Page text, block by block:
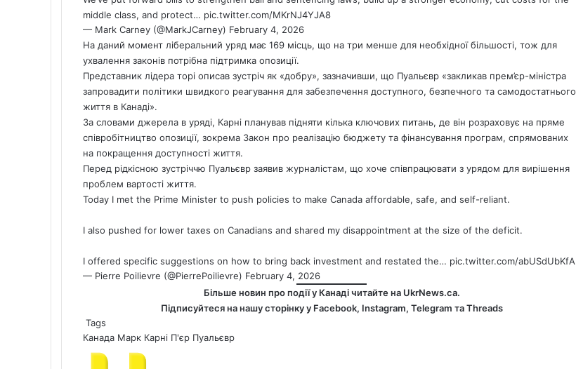
middle class, and protect… pic.twitter.com/MKrNJ4YJA8
— Mark Carney (@MarkJCarney) February 4, 2026
На даний момент ліберальний уряд має 169 місць, що на три менше для необхідної більшості, тож для
ухвалення законів потрібна підтримка опозиції.
Представник лідера торі описав зустріч як «добру», зазначивши, що Пуальєвр «закликав прем’єр-міністра
запровадити політики швидкого реагування для забезпечення доступного, безпечного та самодостатнього
життя в Канаді».
За словами джерела в уряді, Карні планував підняти кілька ключових питань, де він розраховує на пряме
співробітництво опозиції, зокрема Закон про реалізацію бюджету та фінансування програм, спрямованих
на покращення доступності життя.
Перед рідкісною зустріччю Пуальєвр заявив журналістам, що хоче співпрацювати з урядом для вирішення
проблем вартості життя.
Today I met the Prime Minister to push policies to make Canada affordable, safe, and self-reliant.
I also pushed for lower taxes on Canadians and shared my disappointment at the size of the deficit.
I offered specific suggestions on how to bring back investment and restated the… pic.twitter.com/abUSdUbKfA
— Pierre Poilievre (@PierrePoilievre) February 4, 2026
Більше новин про події у Канаді читайте на UkrNews.ca.
Підписуйтеся на нашу сторінку у Facebook, Instagram, Telegram таThreads
Tags
Канада Марк Карні П'єр Пуальєвр